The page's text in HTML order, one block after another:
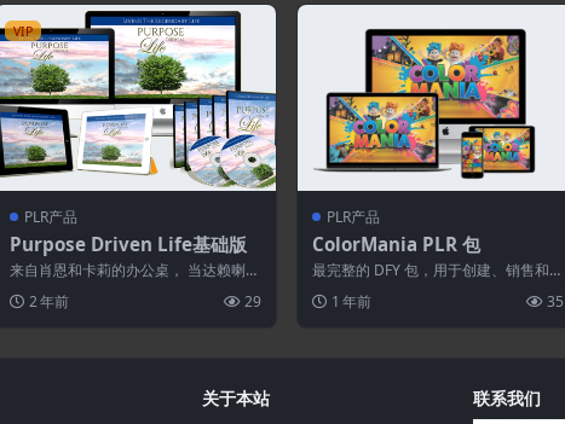
VIP
PLR产品
Purpose Driven Life基础版
来自肖恩和卡莉的办公桌， 当达赖喇嘛
被问及 惊讶的是什么时，他是这样回答
的： 人...
2 年前 29
PLR产品
ColorMania PLR 包
最完整的 DFY 包，用于创建、销售和控
制具有完整 PLR 许可证的 Magic...
1 年前 35
关于本站
联系我们